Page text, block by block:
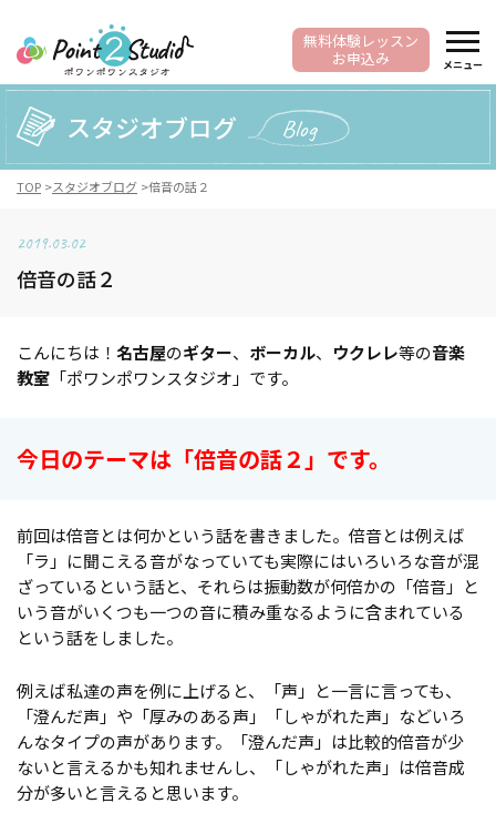
メニュー
無料体験レッスン
お申込み
スタジオブログ Blog
TOP スタジオブログ 倍音の話２
2019.03.02
倍音の話２
こんにちは！ 名古屋のギター、 ボーカル、 ウクレレ等の音楽
教室 「ポワンポワンスタジオ」です。
今日のテーマは「倍音の話２」です。
前回は倍音とは何かという話を書きました。倍音とは例えば
「ラ」に聞こえる音がなっていても実際にはいろいろな音が混
ざっているという話と、それらは振動数が何倍かの「倍音」と
いう音がいくつも一つの音に積み重なるように含まれている
という話をしました。
例えば私達の声を例に上げると、「声」と一言に言っても、
「澄んだ声」や「厚みのある声」「しゃがれた声」などいろ
んなタイプの声があります。「澄んだ声」は比較的倍音が少
ないと言えるかも知れませんし、「しゃがれた声」は倍音成
分が多いと言えると思います。